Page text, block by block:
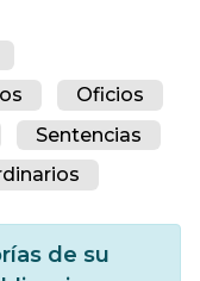
Oficios
Sentencias
de su